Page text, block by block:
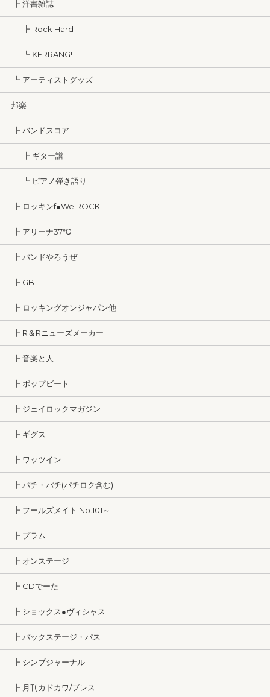
┣ 洋書雑誌
┣ Rock Hard
┗ KERRANG!
┗ アーティストグッズ
邦楽
┣ バンドスコア
┣ ギター譜
┗ ピアノ弾き語り
┣ ロッキンf●We ROCK
┣ アリーナ37℃
┣ バンドやろうぜ
┣ GB
┣ ロッキングオンジャパン他
┣ R＆Rニューズメーカー
┣ 音楽と人
┣ ポップビート
┣ ジェイロックマガジン
┣ ギグス
┣ ワッツイン
┣ パチ・パチ(パチロク含む)
┣ フールズメイト No.101～
┣ プラム
┣ オンステージ
┣ CDでーた
┣ ショックス●ヴィシャス
┣ バックステージ・パス
┣ シンプジャーナル
┣ 月刊カドカワ/ブレス